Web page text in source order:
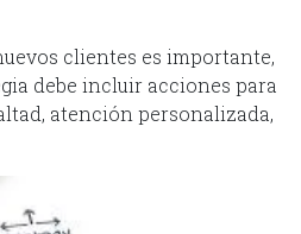
clientes es importante,
debe incluir acciones para
atención personalizada,